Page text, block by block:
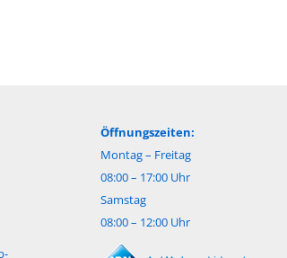
Öffnungszeiten:
Montag – Freitag
08:00 – 17:00 Uhr
Samstag
08:00 – 12:00 Uhr